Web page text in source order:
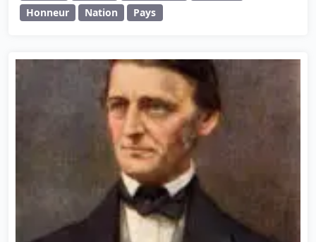
Honneur
Nation Pays